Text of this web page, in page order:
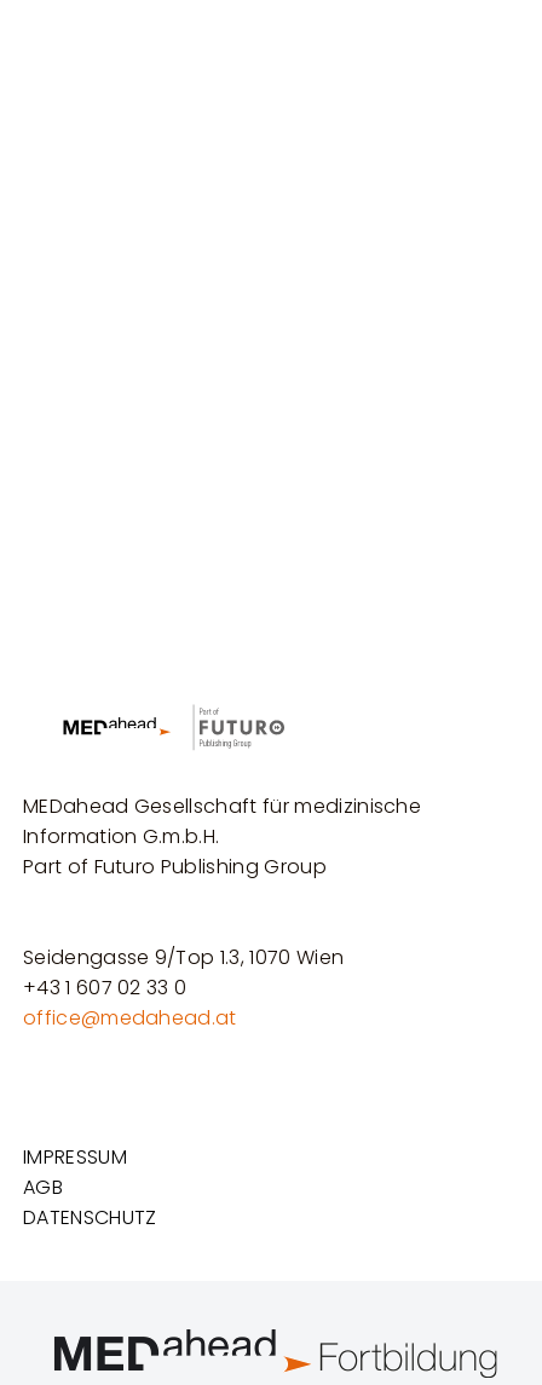
MEDahead Gesellschaft für medizinische
Information G.m.b.H.
Part of Futuro Publishing Group
Seidengasse 9/Top 1.3, 1070 Wien
+43 1 607 02 33 0
office@medahead.at
IMPRESSUM
AGB
DATENSCHUTZ